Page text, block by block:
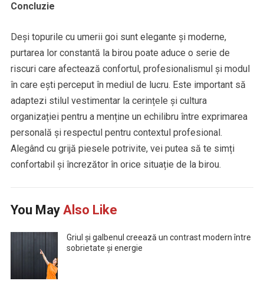
Concluzie
Deși topurile cu umerii goi sunt elegante și moderne,
purtarea lor constantă la birou poate aduce o serie de
riscuri care afectează confortul, profesionalismul și modul
în care ești perceput în mediul de lucru. Este important să
adaptezi stilul vestimentar la cerințele și cultura
organizației pentru a menține un echilibru între exprimarea
personală și respectul pentru contextul profesional.
Alegând cu grijă piesele potrivite, vei putea să te simți
confortabil și încrezător în orice situație de la birou.
You May Also Like
Griul și galbenul creează un contrast modern între
sobrietate și energie